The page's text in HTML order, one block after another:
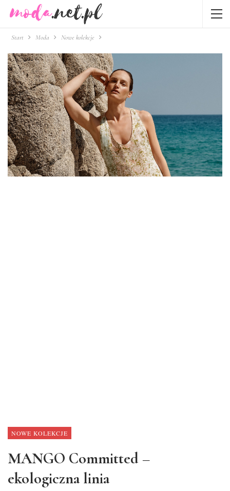
Start Moda Nowe kolekcje
NOWE KOLEKCJE
MANGO Committed –
ekologiczna linia